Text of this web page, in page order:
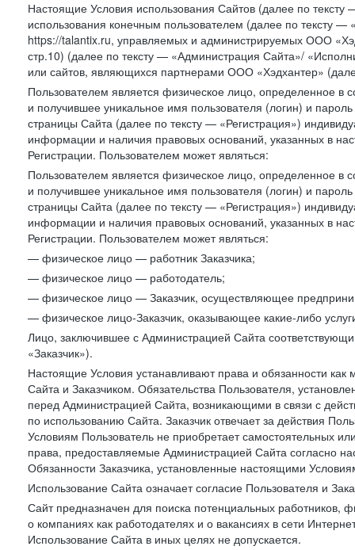
Настоящие Условия использования Сайтов (далее по
использования конечным пользователем (далее по тексту
https://talantix.ru, управляемых и администрируемых ООО
стр.10) (далее по тексту — «Администрация Сайта»/
или сайтов, являющихся партнерами ООО «Хэдхантер»
Пользователем является физическое лицо, определенное в
и получившее уникальное имя пользователя (логин) и
страницы Сайта (далее по тексту — «Регистрация»)
информации и наличия правовых оснований, указанных в
Регистрации. Пользователем может являться:
Пользователем является физическое лицо, определенное в
и получившее уникальное имя пользователя (логин) и
страницы Сайта (далее по тексту — «Регистрация»)
информации и наличия правовых оснований, указанных в
Регистрации. Пользователем может являться:
— физическое лицо — работник Заказчика;
— физическое лицо — работодатель;
— физическое лицо — Заказчик, осуществляющее
— физическое лицо-Заказчик, оказывающее какие-либо
Лицо, заключившее с Администрацией Сайта
«Заказчик»).
Настоящие Условия устанавливают права и обязанности
Сайта и Заказчиком. Обязательства Пользователя,
перед Администрацией Сайта, возникающими в связи с
по использованию Сайта. Заказчик отвечает за действия
Условиям Пользователь не приобретает самостоятельных
права, предоставляемые Администрацией Сайта согласно
Обязанности Заказчика, установленные настоящими
Использование Сайта означает согласие Пользователя и
Сайт предназначен для поиска потенциальных
о компаниях как работодателях и о вакансиях в сети
Использование Сайта в иных целях не допускается.